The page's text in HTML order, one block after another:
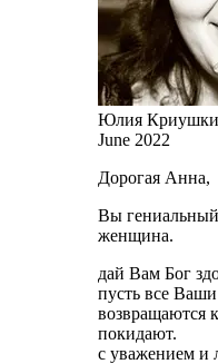
Юлия
June 2022
Дорогая Анна,
Вы
женщина.
дай Вам Бог
пусть все
возвращаются
покидают.
с уважением и